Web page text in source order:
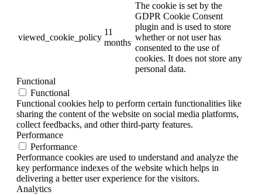
viewed_cookie_policy
11
months
The cookie is set by the
GDPR Cookie Consent
plugin and is used to store
whether or not user has
consented to the use of
cookies. It does not store any
personal data.
Functional
Functional
Functional cookies help to perform certain functionalities like
sharing the content of the website on social media platforms,
collect feedbacks, and other third-party features.
Performance
Performance
Performance cookies are used to understand and analyze the
key performance indexes of the website which helps in
delivering a better user experience for the visitors.
Analytics